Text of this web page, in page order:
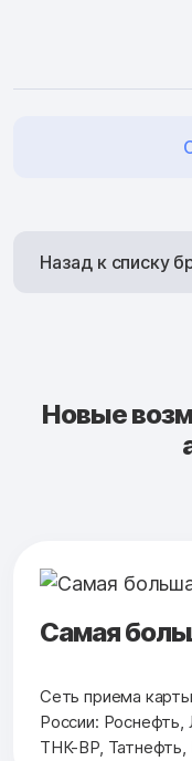
Назад к списку
Новые
Самая
Сеть приема
России:
ТНК-ВР, Татнефть,